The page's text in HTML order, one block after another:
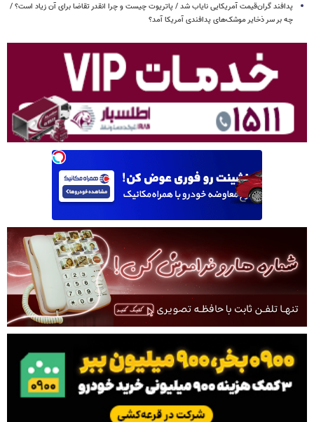
پدافند گران‌قیمت آمریکایی نایاب شد / پاتریوت چیست و چرا انقدر تقاضا برای آن زیاد است؟ /
چه بر سر ذخایر موشک‌های پدافندی آمریکا آمد؟